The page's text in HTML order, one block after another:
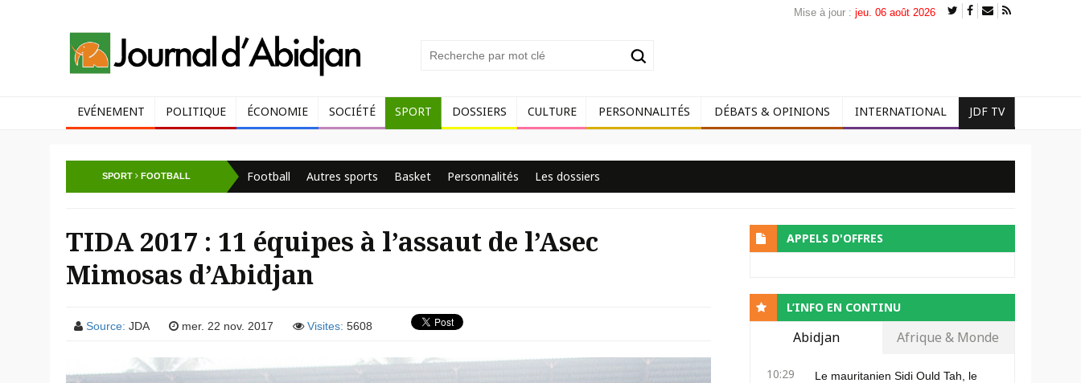
Mise à jour : jeu. 06 août 2026
EVÉNEMENT POLITIQUE ÉCONOMIE SOCIÉTÉ SPORT DOSSIERS CULTURE PERSONNALITÉS DÉBATS & OPINIONS INTERNATIONAL JDF TV
SPORT FOOTBALL Football Autres sports Basket Personnalités Les dossiers
TIDA 2017 : 11 équipes à l’assaut de l’Asec
Mimosas d’Abidjan
Source: JDA mer. 22 nov. 2017 Visites: 5608
APPELS D'OFFRES
L’INFO EN CONTINU
Abidjan Afrique & Monde
10:29
Le mauritanien Sidi Ould Tah, le